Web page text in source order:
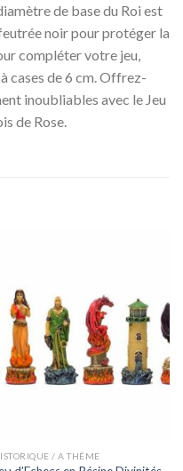
de base du Roi est
noir pour protéger la
compléter votre jeu,
cases de 6 cm. Offrez-
inoubliables avec le Jeu
de Rose.
/ A THÈME